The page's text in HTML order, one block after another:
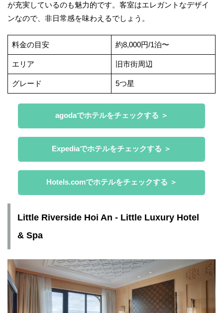
が充実しているのも魅力的です。客室はエレガントなデザイ
ンなので、非日常感を味わえるでしょう。
料金の目安 約8,000円/1泊〜
エリア 旧市街周辺
グレード 5つ星
agodaでホテルをチェックする ＞
Expediaでホテルをチェックする ＞
Hotels.comでホテルをチェックする ＞
Little Riverside Hoi An - Little Luxury Hotel
& Spa